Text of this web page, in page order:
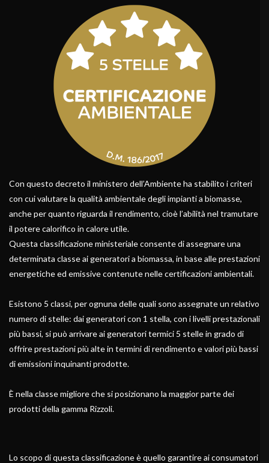
Con questo decreto il ministero dell’Ambiente ha stabilito i criteri
con cui valutare la qualità ambientale degli impianti a biomasse,
anche per quanto riguarda il rendimento, cioè l’abilità nel tramutare
il potere calorifico in calore utile.
Questa classificazione ministeriale consente di assegnare una
determinata classe ai generatori a biomassa, in base alle prestazioni
energetiche ed emissive contenute nelle certificazioni ambientali.
Esistono 5 classi, per ognuna delle quali sono assegnate un relativo
numero di stelle: dai generatori con 1 stella, con i livelli prestazionali
più bassi, si può arrivare ai generatori termici 5 stelle in grado di
offrire prestazioni più alte in termini di rendimento e valori più bassi
di emissioni inquinanti prodotte.
È nella classe migliore che si posizionano la maggior parte dei
prodotti della gamma Rizzoli.
Lo scopo di questa classificazione è quello garantire ai consumatori